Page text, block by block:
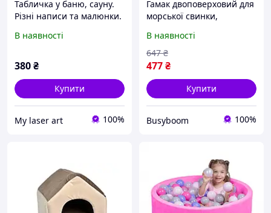
Табличка у баню, сауну.
Різні написи та малюнки.
В наявності
380₴
Купити
My laser art 100%
Гамак двоповерховий для
морської свинки,
дрібних гризунів 32х32см
В наявності
477₴
647 ₴
Купити
Busyboom 100%